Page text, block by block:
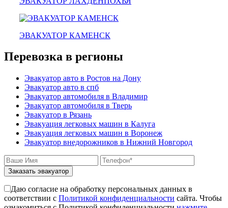
красноармейск
выхино
ЭВАКУАТОР КАМЕНСК
Перевозка в регионы
Эвакуатор авто в Ростов на Дону
Эвакуатор авто в спб
Эвакуатор автомобиля в Владимир
Эвакуатор автомобиля в Тверь
Эвакуатор в Рязань
Эвакуация легковых машин в Калуга
Эвакуация легковых машин в Воронеж
Эвакуатор внедорожников в Нижний Новгород
Заказать эвакуатор
Даю согласие на обработку персональных данных в
соответствии с Политикой конфиденциальности сайта. Чтобы